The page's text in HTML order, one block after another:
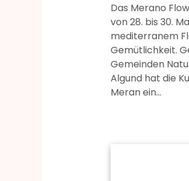
Das Merano
von 28. bis 30.
mediterranem
Gemütlichkeit.
Gemeinden
Algund hat die
Meran ein…